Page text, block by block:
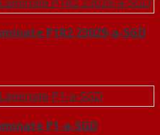
P1R2 23029-a-SGD
P1-a-SGD